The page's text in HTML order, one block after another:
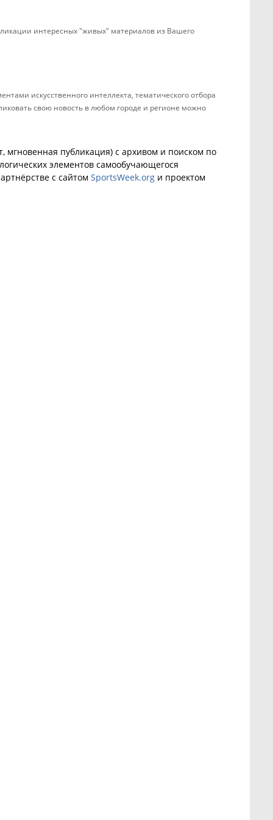
интересных "живых" материалов из Вашего
искусственного интеллекта, тематического отбора
свою новость в любом городе и регионе можно
публикация) с архивом и поиском по
элементов самообучающегося
с сайтом SportsWeek.org и проектом